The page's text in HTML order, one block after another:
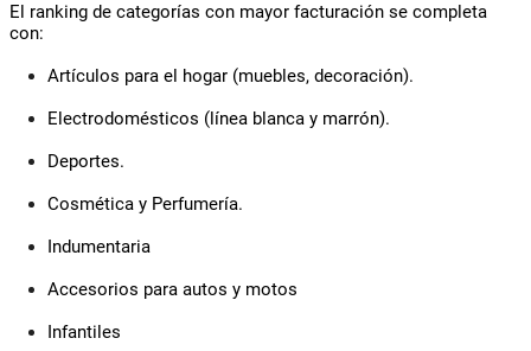
El ranking de categorías con mayor facturación se completa
con:
Artículos para el hogar (muebles, decoración).
Electrodomésticos (línea blanca y marrón).
Deportes.
Cosmética y Perfumería.
Indumentaria
Accesorios para autos y motos
Infantiles